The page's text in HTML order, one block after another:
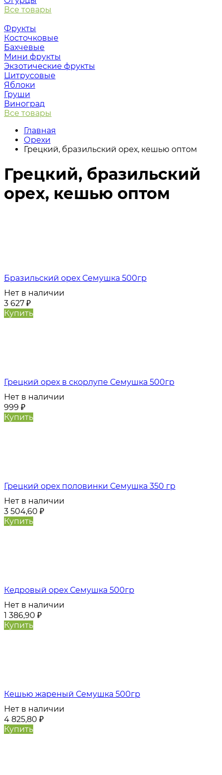
Все товары
Фрукты
Косточковые
Бахчевые
Мини фрукты
Экзотические фрукты
Цитрусовые
Яблоки
Груши
Виноград
Все товары
Главная
Орехи
Грецкий, бразильский орех, кешью оптом
Грецкий, бразильский
орех, кешью оптом
Бразильский орех Семушка 500гр
Нет в наличии
3 627 ₽
Купить
Грецкий орех в скорлупе Семушка 500гр
Нет в наличии
999 ₽
Купить
Грецкий орех половинки Семушка 350 гр
Нет в наличии
3 504,60 ₽
Купить
Кедровый орех Семушка 500гр
Нет в наличии
1 386,90 ₽
Купить
Кешью жареный Семушка 500гр
Нет в наличии
4 825,80 ₽
Купить